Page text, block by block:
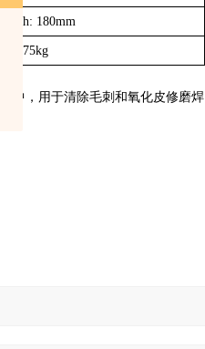
180mm
中，用于清除毛刺和氧化皮修磨焊